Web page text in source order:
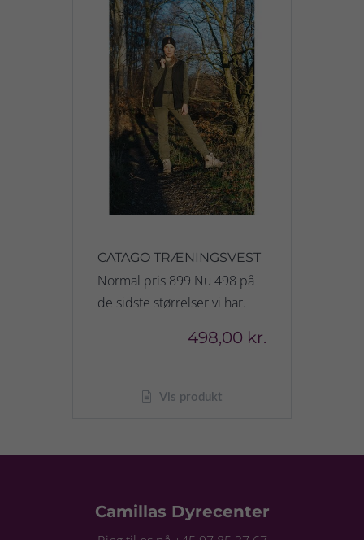
CATAGO TRÆNINGSVEST
Normal pris 899 Nu 498 på
de sidste størrelser vi har.
498,00 kr.
Vis produkt
Camillas Dyrecenter